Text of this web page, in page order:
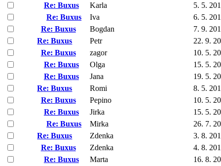
Re: Buxus
Karla
5. 5.
Re: Buxus
Iva
6. 5.
Re: Buxus
Bogdan
7. 9.
Re: Buxus
Petr
22. 9.
Re: Buxus
zagor
10. 5.
Re: Buxus
Olga
15. 5.
Re: Buxus
Jana
19. 5.
Re: Buxus
Romi
8. 5.
Re: Buxus
Pepino
10. 5.
Re: Buxus
Jirka
15. 5.
Re: Buxus
Mirka
26. 7.
Re: Buxus
Zdenka
3. 8.
Re: Buxus
Zdenka
4. 8.
Re: Buxus
Marta
16. 8.